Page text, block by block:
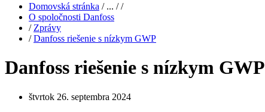
Domovská stránka /... / /
O spoločnosti Danfoss
/ Zprávy
/ Danfoss riešenie s nízkym GWP
Danfoss riešenie s nízkym GWP
štvrtok 26. septembra 2024